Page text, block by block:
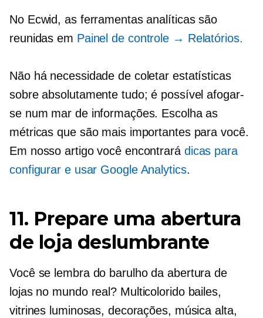
No Ecwid, as ferramentas analíticas são
reunidas em Painel de controle → Relatórios.
Não há necessidade de coletar estatísticas
sobre absolutamente tudo; é possível afogar-
se num mar de informações. Escolha as
métricas que são mais importantes para você.
Em nosso artigo você encontrará dicas para
configurar e usar Google Analytics.
11. Prepare uma abertura
de loja deslumbrante
Você se lembra do barulho da abertura de
lojas no mundo real? Multicoloridobailes,
vitrines luminosas, decorações, música alta,